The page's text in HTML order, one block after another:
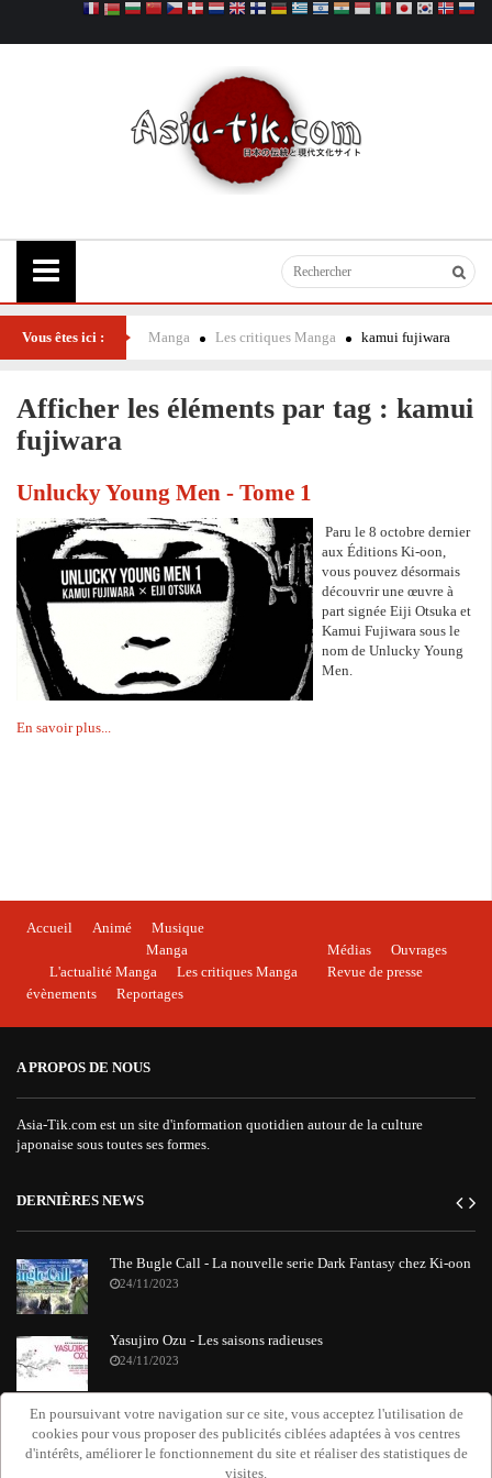
Vous êtes ici : Manga Les critiques Manga kamui fujiwara
Afficher les éléments par tag : kamui
fujiwara
Unlucky Young Men - Tome 1
Paru le 8 octobre dernier
aux Éditions Ki-oon,
vous pouvez désormais
découvrir une œuvre à
part signée Eiji Otsuka et
Kamui Fujiwara sous le
nom de Unlucky Young
Men.
En savoir plus...
Accueil Animé
Musique
Manga
L'actualité Manga
Les critiques Manga
Médias
Ouvrages
Revue de presse
évènements
Reportages
A PROPOS DE NOUS
Asia-Tik.com est un site d'information quotidien autour de la culture
japonaise sous toutes ses formes.
DERNIÈRES NEWS
The Bugle Call - La nouvelle serie Dark Fantasy chez Ki-oon
24/11/2023
Yasujiro Ozu - Les saisons radieuses
24/11/2023
"Requiem Attack on Titan" : le nouvel album orchestral de
Grissini Project
20/11/2023
En poursuivant votre navigation sur ce site, vous acceptez l'utilisation de
cookies pour vous proposer des publicités ciblées adaptées à vos centres
d'intérêts, améliorer le fonctionnement du site et réaliser des statistiques de
visites.